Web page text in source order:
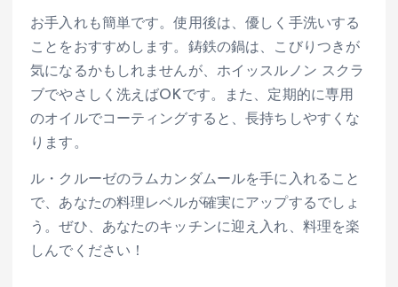
お手入れも簡単です。使用後は、優しく手洗いする
ことをおすすめします。鋳鉄の鍋は、こびりつきが
気になるかもしれませんが、ホイッスルノン スクラ
ブでやさしく洗えばOKです。また、定期的に専用
のオイルでコーティングすると、長持ちしやすくな
ります。
ル・クルーゼのラムカンダムールを手に入れること
で、あなたの料理レベルが確実にアップするでしょ
う。ぜひ、あなたのキッチンに迎え入れ、料理を楽
しんでください！